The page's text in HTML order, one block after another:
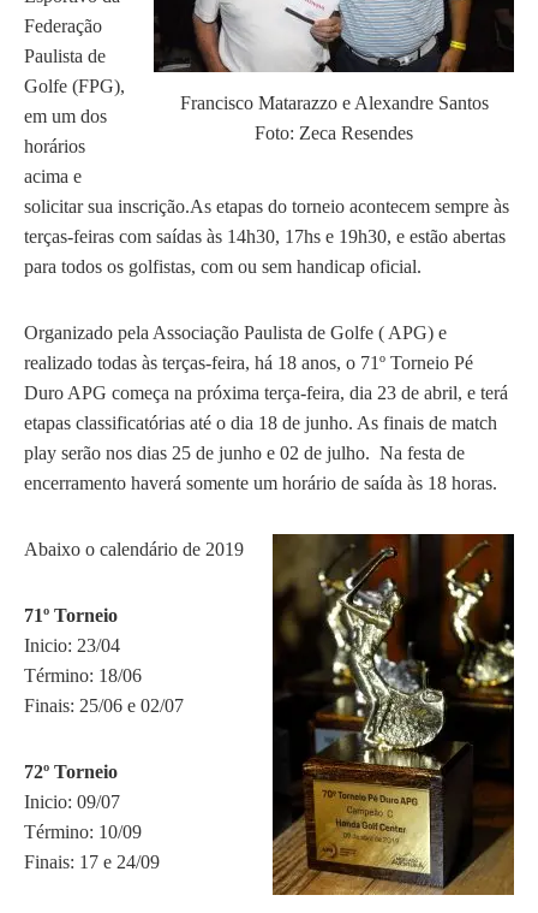
Francisco Matarazzo e Alexandre Santos
Foto: Zeca Resendes
Federação
Paulista de
Golfe (FPG),
em um dos
horários
acima e
solicitar sua inscrição.As etapas do torneio acontecem sempre às
terças-feiras com saídas às 14h30, 17hs e 19h30, e estão abertas
para todos os golfistas, com ou sem handicap oficial.
Organizado pela Associação Paulista de Golfe ( APG) e
realizado todas às terças-feira, há 18 anos, o 71º Torneio Pé
Duro APG começa na próxima terça-feira, dia 23 de abril, e terá
etapas classificatórias até o dia 18 de junho. As finais de match
play serão nos dias 25 de junho e 02 de julho. Na festa de
encerramento haverá somente um horário de saída às 18 horas.
Abaixo o calendário de 2019
71º Torneio
Inicio: 23/04
Término: 18/06
Finais: 25/06 e 02/07
72º Torneio
Inicio: 09/07
Término: 10/09
Finais: 17 e 24/09